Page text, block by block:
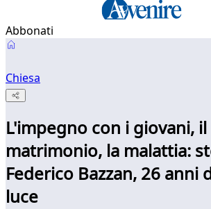
Abbonati
Chiesa
L'impegno con i giovani, il
matrimonio, la malattia:
Federico Bazzan, 26 anni
luce